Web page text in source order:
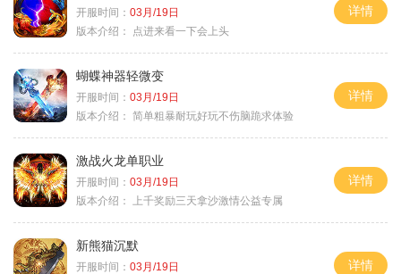
开服时间： 03月/19日
版本介绍：
点进来看一下会上头
详情
蝴蝶神器轻微变
开服时间： 03月/19日
版本介绍： 简单粗暴耐玩好玩不伤脑跪求体验
详情
激战火龙单职业
开服时间： 03月/19日
版本介绍：
上千奖励三天拿沙激情公益专属
详情
新熊猫沉默
开服时间： 03月/19日
详情